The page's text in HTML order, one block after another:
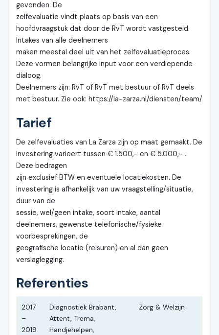
gevonden. De
zelfevaluatie vindt plaats op basis van een
hoofdvraagstuk dat door de RvT wordt vastgesteld.
Intakes van alle deelnemers
maken meestal deel uit van het zelfevaluatieproces.
Deze vormen belangrijke input voor een verdiepende
dialoog.
Deelnemers zijn: RvT of RvT met bestuur of RvT deels
met bestuur. Zie ook: https://la-zarza.nl/diensten/team/
Tarief
De zelfevaluaties van La Zarza zijn op maat gemaakt. De
investering varieert tussen € 1.500,- en € 5.000,- .
Deze bedragen
zijn exclusief BTW en eventuele locatiekosten. De
investering is afhankelijk van uw vraagstelling/situatie,
duur van de
sessie, wel/geen intake, soort intake, aantal
deelnemers, gewenste telefonische/fysieke
voorbesprekingen, de
geografische locatie (reisuren) en al dan geen
verslaglegging.
Referenties
2017
–
2019
Diagnostiek Brabant,
Attent, Trema,
Handjehelpen,
Zorg & Welzijn